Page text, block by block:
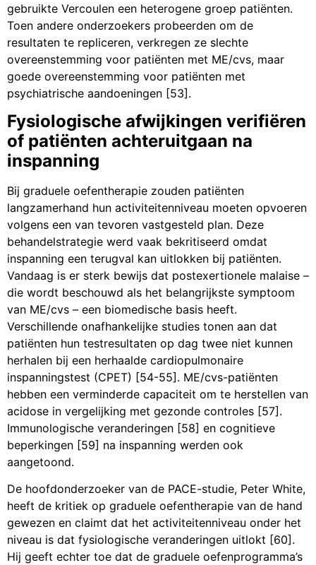
gebruikte Vercoulen een heterogene groep patiënten.
Toen andere onderzoekers probeerden om de
resultaten te repliceren, verkregen ze slechte
overeenstemming voor patiënten met ME/cvs, maar
goede overeenstemming voor patiënten met
psychiatrische aandoeningen [53].
Fysiologische afwijkingen verifiëren
of patiënten achteruitgaan na
inspanning
Bij graduele oefentherapie zouden patiënten
langzamerhand hun activiteitenniveau moeten opvoeren
volgens een van tevoren vastgesteld plan. Deze
behandelstrategie werd vaak bekritiseerd omdat
inspanning een terugval kan uitlokken bij patiënten.
Vandaag is er sterk bewijs dat postexertionele malaise –
die wordt beschouwd als het belangrijkste symptoom
van ME/cvs – een biomedische basis heeft.
Verschillende onafhankelijke studies tonen aan dat
patiënten hun testresultaten op dag twee niet kunnen
herhalen bij een herhaalde cardiopulmonaire
inspanningstest (CPET) [54-55]. ME/cvs-patiënten
hebben een verminderde capaciteit om te herstellen van
acidose in vergelijking met gezonde controles [57].
Immunologische veranderingen [58] en cognitieve
beperkingen [59] na inspanning werden ook
aangetoond.
De hoofdonderzoeker van de PACE-studie, Peter White,
heeft de kritiek op graduele oefentherapie van de hand
gewezen en claimt dat het activiteitenniveau onder het
niveau is dat fysiologische veranderingen uitlokt [60].
Hij geeft echter toe dat de graduele oefenprogramma’s